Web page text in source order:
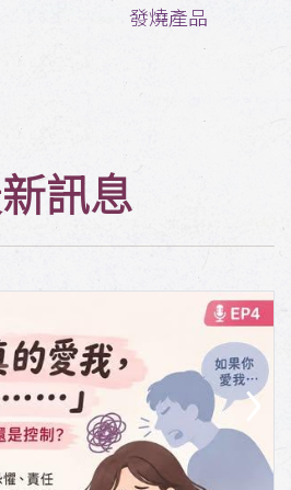
發燒產品
訊息
›